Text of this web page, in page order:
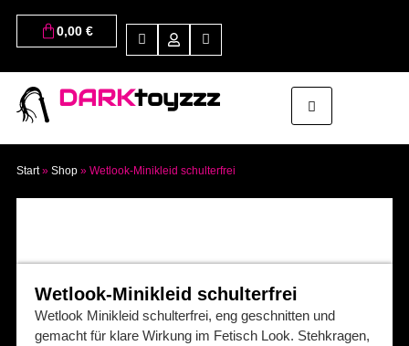
0,00 €
DARKtoyzzz
Start» Shop» Wetlook-Minikleid schulterfrei
Wetlook-Minikleid schulterfrei
Wetlook Minikleid schulterfrei, eng geschnitten und
gemacht für klare Wirkung im Fetisch Look. Stehkragen,